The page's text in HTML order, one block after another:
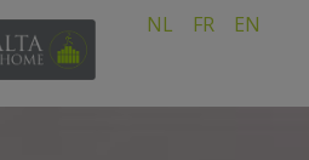
NL FR EN